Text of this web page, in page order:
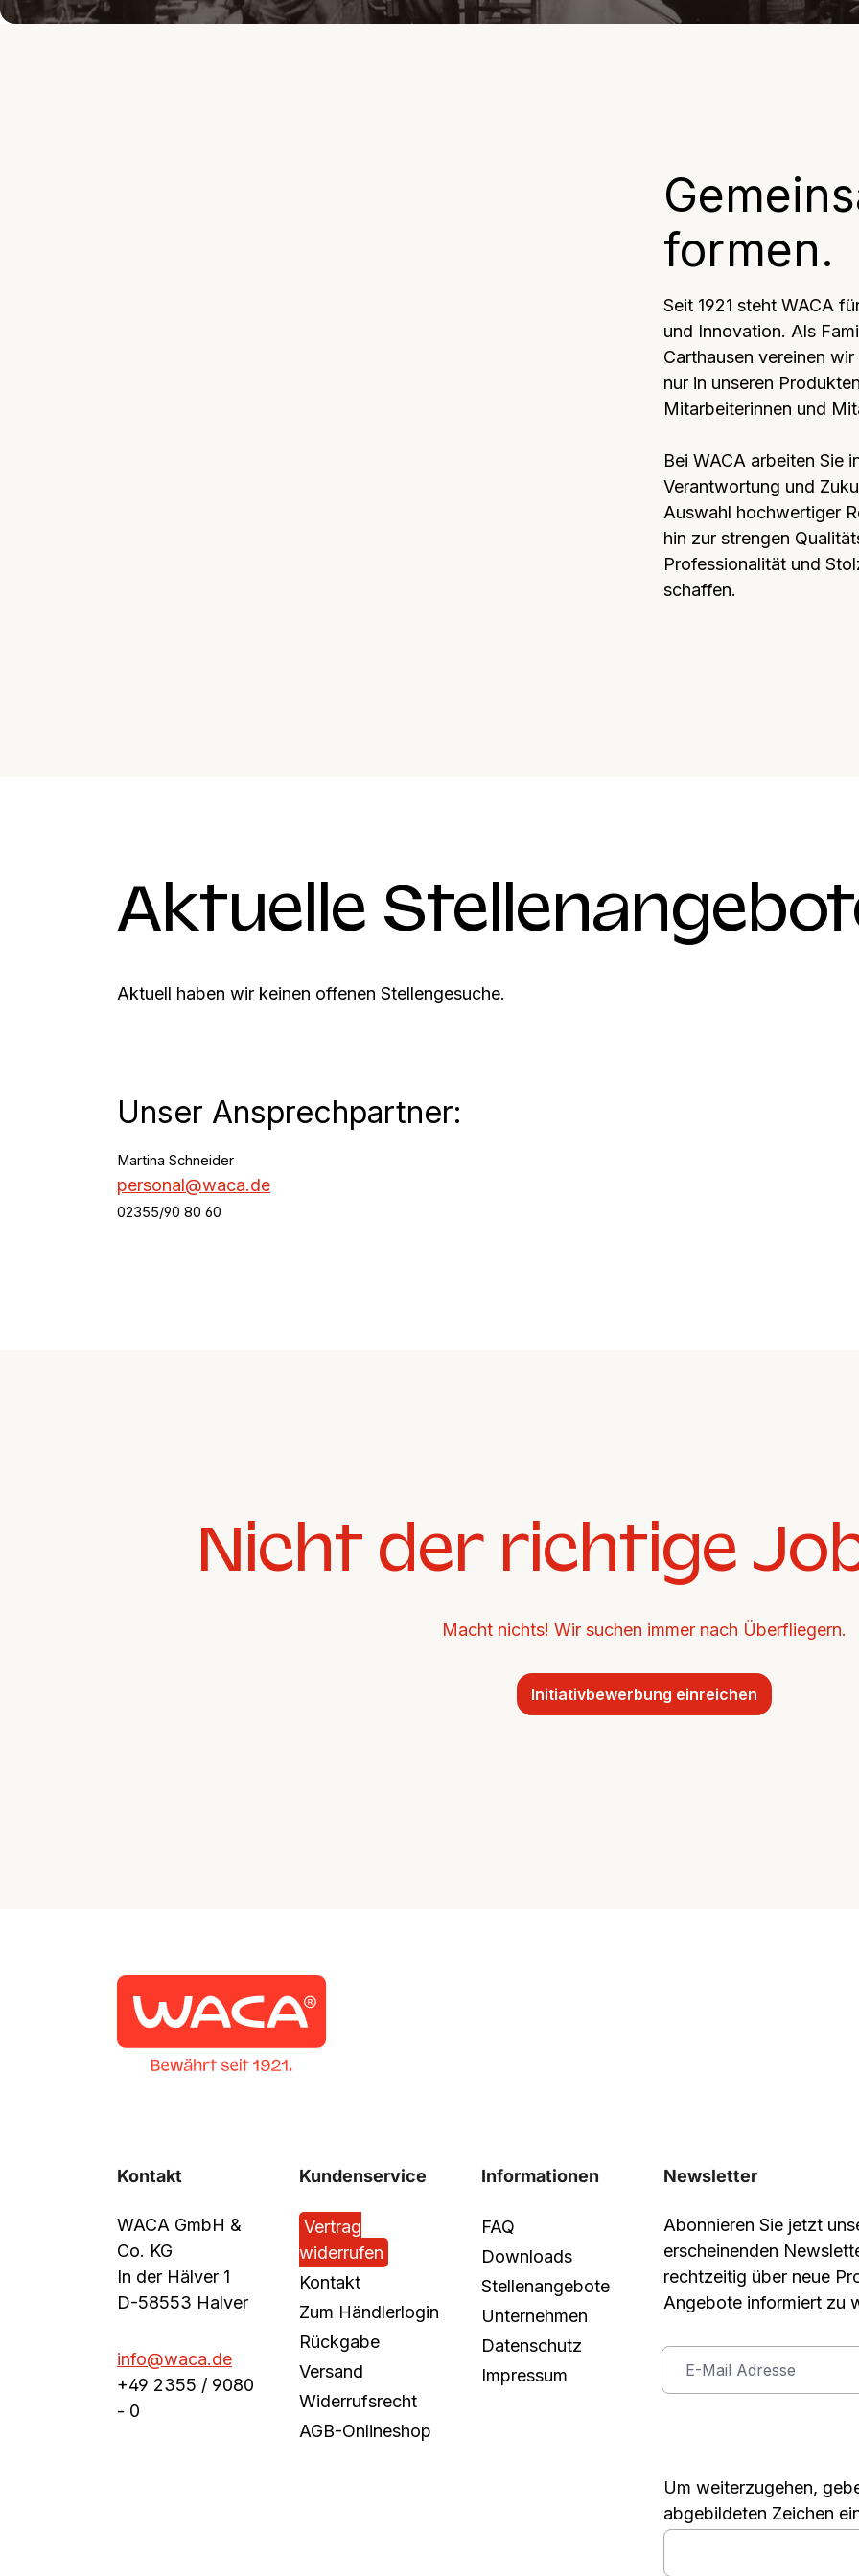
Frühstücks-Duo Rührschüssel Rührbecher
formen.
Seit 1921 steht WACA
und Innovation. Als
Carthausen vereinen
nur in unseren
Mitarbeiterinnen und
Bei WACA arbeiten Sie
Verantwortung und
Auswahl hochwertiger
hin zur strengen
Professionalität und
schaffen.
Aktuelle
Aktuell haben wir keinen offenen Stellengesuche.
Unser Ansprechpartner:
Martina Schneider
personal@waca.de
02355/90 80 60
Nicht der richtige
Macht nichts! Wir suchen immer nach Überfliegern.
Initiativbewerbung einreichen
Kontakt
WACA GmbH &
Co. KG
In der Hälver 1
D-58553 Halver
info@waca.de
+49 2355 / 9080
- 0
Kundenservice
Vertrag
widerrufen
Kontakt
Zum Händlerlogin
Rückgabe
Versand
Widerrufsrecht
AGB-Onlineshop
Informationen
FAQ
Downloads
Stellenangebote
Unternehmen
Datenschutz
Impressum
Newsletter
Abonnieren Sie jetzt
erscheinenden
rechtzeitig über neue
Angebote informiert zu
Um weiterzugehen,
abgebildeten Zeichen